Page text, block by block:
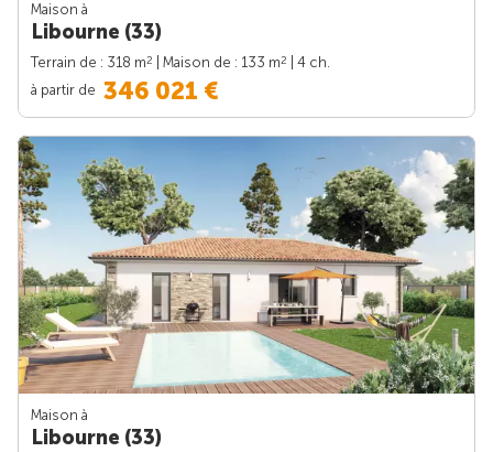
Maison à
Libourne (33)
Terrain de : 318 m2 | Maison de : 133 m2
| 4 ch.
à partir de 346 021 €
Maison à
Libourne (33)